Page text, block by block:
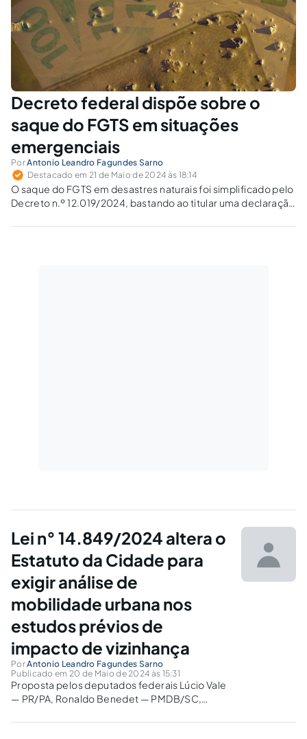
Decreto federal dispõe sobre o
saque do FGTS em situações
emergenciais
PorAntonio Leandro Fagundes Sarno
Destacado em 21 de Maio de 2024 às 18:14
O saque do FGTS em desastres naturais foi simplificado pelo
Decreto n.º 12.019/2024, bastando ao titular uma declaração
comprobatória da situação de emergência.
Lei n° 14.849/2024 altera o
Estatuto da Cidade para
exigir análise de
mobilidade urbana nos
estudos prévios de
impacto de vizinhança
PorAntonio Leandro Fagundes Sarno
Publicado em 20 de Maio de 2024 às 15:31
Proposta pelos deputados federais Lúcio Vale
— PR/PA, Ronaldo Benedet — PMDB/SC,
Lei n.º 14.849/2024 altera a Lei n.º 10.257 de 10